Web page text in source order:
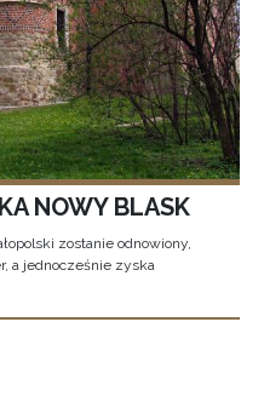
NOWY BLASK
zostanie odnowiony,
a jednocześnie zyska